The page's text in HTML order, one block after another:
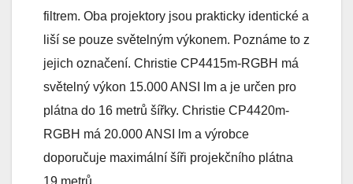
filtrem. Oba projektory jsou prakticky identické a
liší se pouze světelným výkonem. Poznáme to z
jejich označení. Christie CP4415m-RGBH má
světelný výkon 15.000 ANSI lm a je určen pro
plátna do 16 metrů šířky. Christie CP4420m-
RGBH má 20.000 ANSI lm a výrobce
doporučuje maximální šíři projekčního plátna
19 metrů.